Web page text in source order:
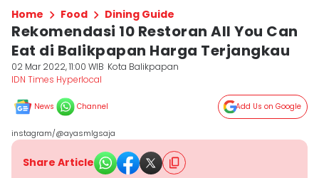
Home Food Dining Guide
Rekomendasi 10 Restoran All You Can
Eat di Balikpapan Harga Terjangkau
02 Mar 2022, 11:00 WIB Kota Balikpapan
IDN Times Hyperlocal
News Channel Add Us on Google
instagram/@ayasmlgsaja
Share Article